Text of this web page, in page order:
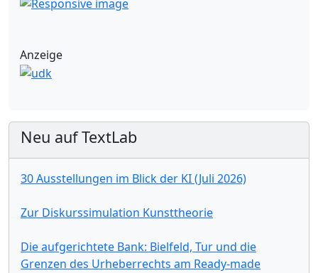
Anzeige
Neu auf TextLab
30 Ausstellungen im Blick der KI (Juli 2026)
Zur Diskurssimulation Kunsttheorie
Die aufgerichtete Bank: Bielfeld, Tur und die
Grenzen des Urheberrechts am Ready-made